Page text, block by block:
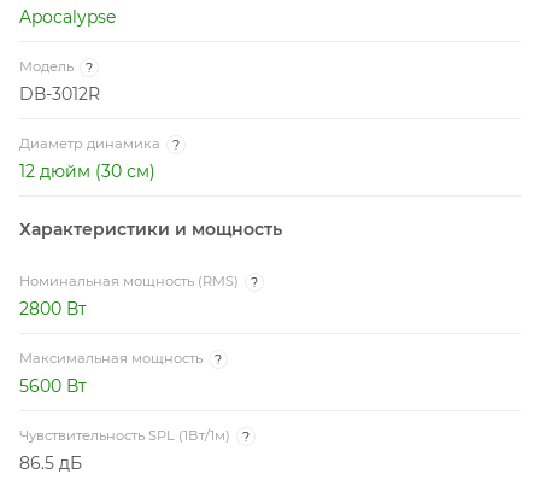
Apocalypse
Модель ?
DВ-3012R
Диаметр динамика ?
12 дюйм (30 см)
Характеристики и мощность
Номинальная мощность (RMS) ?
2800 Вт
Максимальная мощность ?
5600 Вт
Чувствительность SPL (1Вт/1м) ?
86.5 дБ